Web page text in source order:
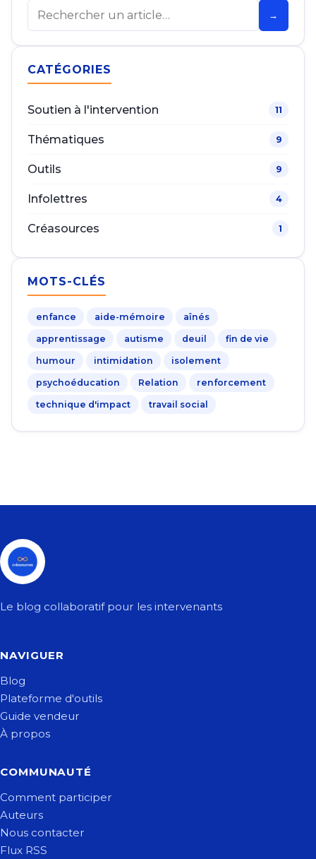
Rechercher
→
CATÉGORIES
Soutien à l'intervention 11
Thématiques 9
Outils 9
Infolettres 4
Créasources 1
MOTS-CLÉS
enfance aide-mémoire aînés
apprentissage autisme deuil fin de vie
humour intimidation isolement
psychoéducation Relation renforcement
technique d'impact travail social
Le blog collaboratif pour les intervenants
NAVIGUER
Blog
Plateforme d'outils
Guide vendeur
À propos
COMMUNAUTÉ
Comment participer
Auteurs
Nous contacter
Flux RSS